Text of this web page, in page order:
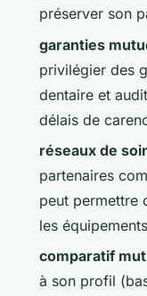
préserver son
garanties
privilégier des
dentaire et
délais de
réseaux de
partenaires
peut permettre
les
comparatif
à son profil